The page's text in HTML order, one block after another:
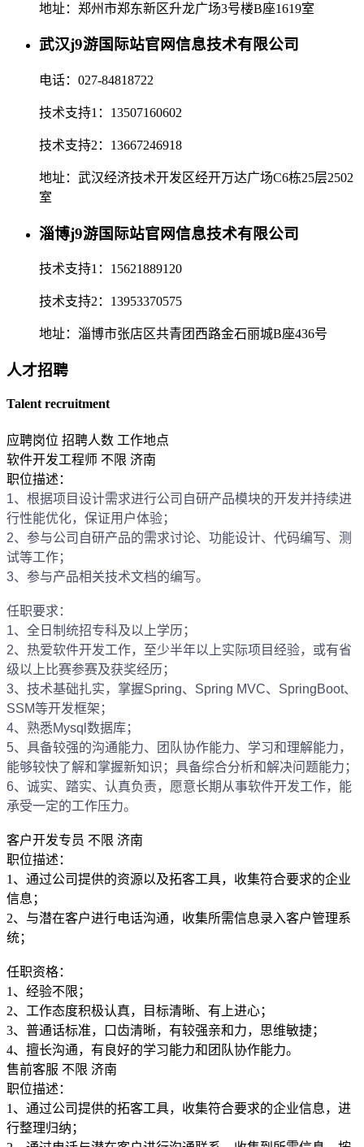
地址：郑州市郑东新区升龙广场3号楼B座1619室
武汉j9游国际站官网信息技术有限公司
电话：027-84818722
技术支持1：13507160602
技术支持2：13667246918
地址：武汉经济技术开发区经开万达广场C6栋25层2502
室
淄博j9游国际站官网信息技术有限公司
技术支持1：15621889120
技术支持2：13953370575
地址：淄博市张店区共青团西路金石丽城B座436号
人才招聘
Talent recruitment
应聘岗位 招聘人数 工作地点
软件开发工程师 不限 济南
职位描述：
1、根据项目设计需求进行公司自研产品模块的开发并持续进
行性能优化，保证用户体验；
2、参与公司自研产品的需求讨论、功能设计、代码编写、测
试等工作；
3、参与产品相关技术文档的编写。
任职要求：
1、全日制统招专科及以上学历；
2、热爱软件开发工作，至少半年以上实际项目经验，或有省
级以上比赛参赛及获奖经历；
3、技术基础扎实，掌握Spring、Spring MVC、SpringBoot、
SSM等开发框架；
4、熟悉Mysql数据库；
5、具备较强的沟通能力、团队协作能力、学习和理解能力，
能够较快了解和掌握新知识；具备综合分析和解决问题能力；
6、诚实、踏实、认真负责，愿意长期从事软件开发工作，能
承受一定的工作压力。
客户开发专员 不限 济南
职位描述：
1、通过公司提供的资源以及拓客工具，收集符合要求的企业
信息；
2、与潜在客户进行电话沟通，收集所需信息录入客户管理系
统；
任职资格：
1、经验不限；
2、工作态度积极认真，目标清晰、有上进心；
3、普通话标准，口齿清晰，有较强亲和力，思维敏捷；
4、擅长沟通，有良好的学习能力和团队协作能力。
售前客服 不限 济南
职位描述：
1、通过公司提供的拓客工具，收集符合要求的企业信息，进
行整理归纳；